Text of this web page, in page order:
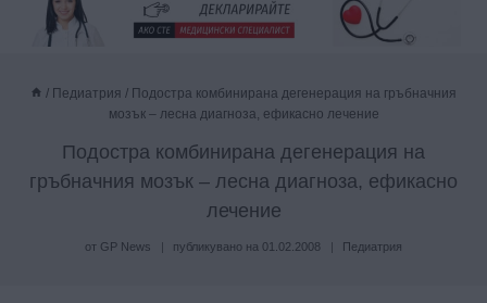
/ Педиатрия / Подостра комбинирана дегенерация на гръбначния
мозък – лесна диагноза, ефикасно лечение
Подостра комбинирана дегенерация на
гръбначния мозък – лесна диагноза, ефикасно
лечение
от GP News публикувано на 01.02.2008 Педиатрия